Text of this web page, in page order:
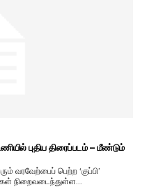
புதிய திரைப்படம் – மீண்டும்
வரவேற்பைப் பெற்ற ‘குப்பி’
நிறைவடைந்துள்ள...